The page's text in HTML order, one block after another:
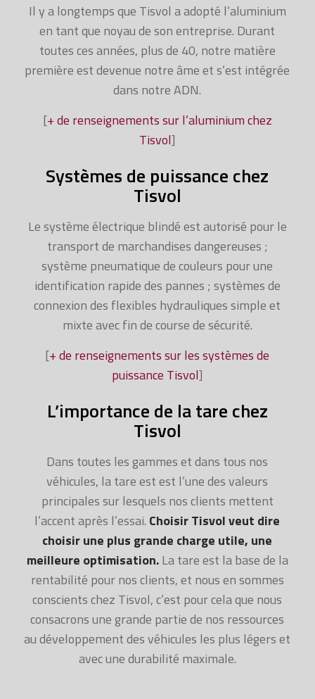
Il y a longtemps que Tisvol a adopté l’aluminium
en tant que noyau de son entreprise. Durant
toutes ces années, plus de 40, notre matière
première est devenue notre âme et s’est intégrée
dans notre ADN.
[+ de renseignements sur l’aluminium chez
Tisvol]
Systèmes de puissance chez
Tisvol
Le système électrique blindé est autorisé pour le
transport de marchandises dangereuses ;
système pneumatique de couleurs pour une
identification rapide des pannes ; systèmes de
connexion des flexibles hydrauliques simple et
mixte avec fin de course de sécurité.
[+ de renseignements sur les systèmes de
puissance Tisvol]
L’importance de la tare chez
Tisvol
Dans toutes les gammes et dans tous nos
véhicules, la tare est est l’une des valeurs
principales sur lesquels nos clients mettent
l’accent après l’essai. Choisir Tisvol veut dire
choisir une plus grande charge utile, une
meilleure optimisation.La tare est la base de la
rentabilité pour nos clients, et nous en sommes
conscients chez Tisvol, c’est pour cela que nous
consacrons une grande partie de nos ressources
au développement des véhicules les plus légers et
avec une durabilité maximale.